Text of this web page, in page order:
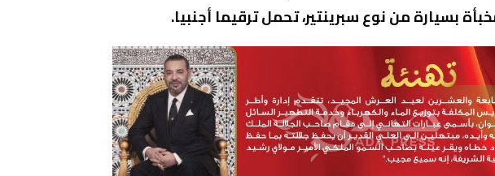
بسيارة من نوع سبرينتير، تحمل ترقيما أجنبيا.